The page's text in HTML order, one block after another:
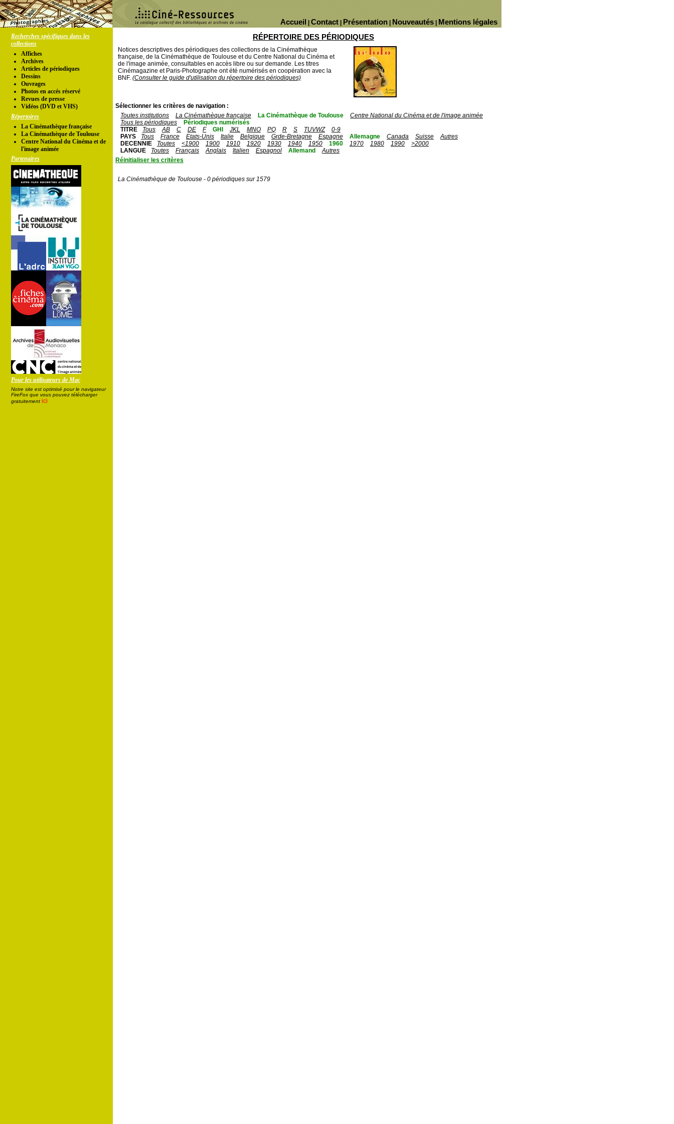
Mentions légales
Nouveautés
Présentation
Contact
Accueil
Recherches spécifiques dans les
collections
Affiches
Archives
Articles de périodiques
Dessins
Ouvrages
Photos en accés réservé
Revues de presse
Vidéos (DVD et VHS)
Répertoires
La Cinémathèque française
La Cinémathèque de Toulouse
Centre National du Cinéma et de
l'image animée
Partenaires
Pour les utilisateurs de Mac
Notre site est optimisé pour le navigateur
FireFox que vous pouvez télécharger
gratuitement ici
RÉPERTOIRE DES PÉRIODIQUES
Notices descriptives des périodiques des collections de la Cinémathèque
française, de la Cinémathèque de Toulouse et du Centre National du Cinéma et
de l'image animée, consultables en accès libre ou sur demande. Les titres
Cinémagazine et Paris-Photographe ont été numérisés en coopération avec la
BNF. (Consulter le guide d'utilisation du répertoire des périodiques)
Sélectionner les critères de navigation :
Toutes institutions
La Cinémathèque française La Cinémathèque de Toulouse
Centre National du Cinéma et de l'image animée
Tous les périodiques
Périodiques numérisés
TITRE
Tous AB C DE F GHI JKL MNO PQ R S TUVWZ
0-9
PAYS
Tous France Etats-Unis Italie Belgique Grde-Bretagne Espagne Allemagne Canada Suisse
Autres
DECENNIE
Toutes <1900 1900 1910 1920 1930 1940 1950 1960 1970 1980 1990
>2000
LANGUE
Toutes Français Anglais Italien Espagnol Allemand
Autres
Réinitialiser les critères
La Cinémathèque de Toulouse - 0 périodiques sur 1579